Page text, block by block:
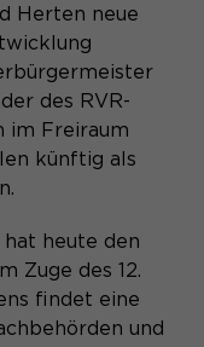
Herten neue
des RVR-
im Freiraum
künftig als
hat heute den
Zuge des 12.
findet eine
und